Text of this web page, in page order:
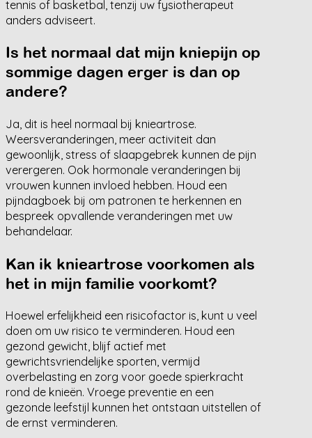
tennis of basketbal, tenzij uw fysiotherapeut
anders adviseert.
Is het normaal dat mijn kniepijn op
sommige dagen erger is dan op
andere?
Ja, dit is heel normaal bij knieartrose.
Weersveranderingen, meer activiteit dan
gewoonlijk, stress of slaapgebrek kunnen de pijn
verergeren. Ook hormonale veranderingen bij
vrouwen kunnen invloed hebben. Houd een
pijndagboek bij om patronen te herkennen en
bespreek opvallende veranderingen met uw
behandelaar.
Kan ik knieartrose voorkomen als
het in mijn familie voorkomt?
Hoewel erfelijkheid een risicofactor is, kunt u veel
doen om uw risico te verminderen. Houd een
gezond gewicht, blijf actief met
gewrichtsvriendelijke sporten, vermijd
overbelasting en zorg voor goede spierkracht
rond de knieën. Vroege preventie en een
gezonde leefstijl kunnen het ontstaan uitstellen of
de ernst verminderen.